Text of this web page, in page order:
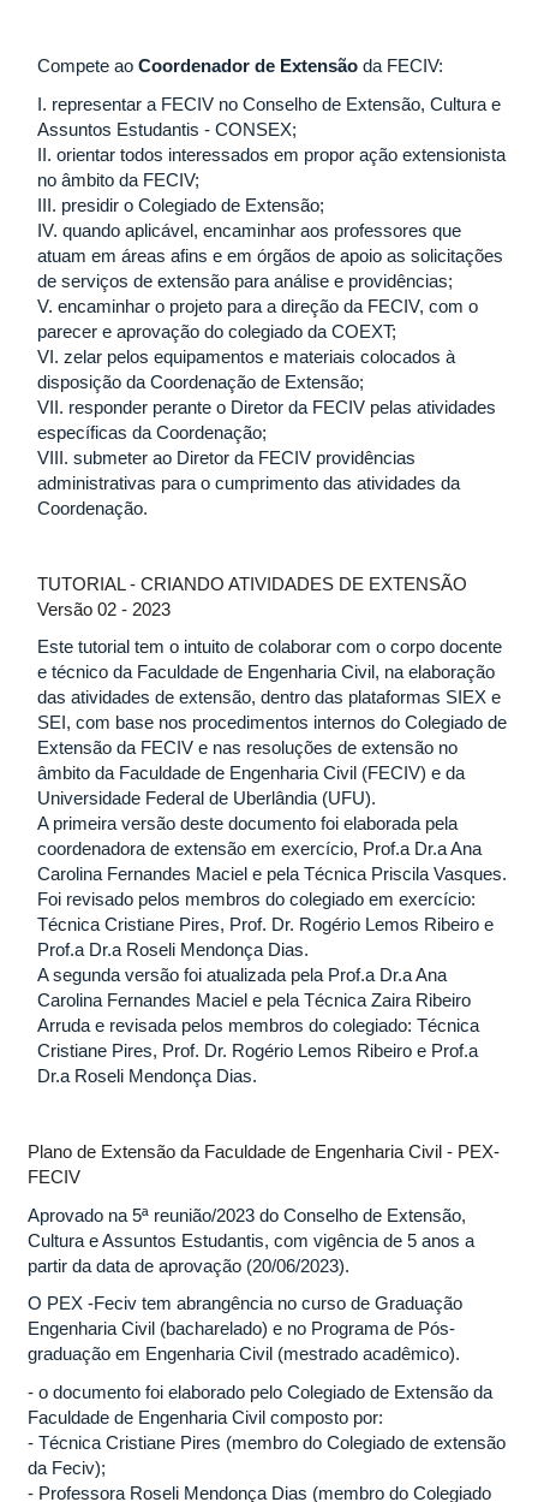
Compete ao Coordenador de Extensão da FECIV:
I. representar a FECIV no Conselho de Extensão, Cultura e
Assuntos Estudantis - CONSEX;
II. orientar todos interessados em propor ação extensionista
no âmbito da FECIV;
III. presidir o Colegiado de Extensão;
IV. quando aplicável, encaminhar aos professores que
atuam em áreas afins e em órgãos de apoio as solicitações
de serviços de extensão para análise e providências;
V. encaminhar o projeto para a direção da FECIV, com o
parecer e aprovação do colegiado da COEXT;
VI. zelar pelos equipamentos e materiais colocados à
disposição da Coordenação de Extensão;
VII. responder perante o Diretor da FECIV pelas atividades
específicas da Coordenação;
VIII. submeter ao Diretor da FECIV providências
administrativas para o cumprimento das atividades da
Coordenação.
TUTORIAL - CRIANDO ATIVIDADES DE EXTENSÃO
Versão 02 - 2023
Este tutorial tem o intuito de colaborar com o corpo docente
e técnico da Faculdade de Engenharia Civil, na elaboração
das atividades de extensão, dentro das plataformas SIEX e
SEI, com base nos procedimentos internos do Colegiado de
Extensão da FECIV e nas resoluções de extensão no
âmbito da Faculdade de Engenharia Civil (FECIV) e da
Universidade Federal de Uberlândia (UFU).
A primeira versão deste documento foi elaborada pela
coordenadora de extensão em exercício, Prof.a Dr.a Ana
Carolina Fernandes Maciel e pela Técnica Priscila Vasques.
Foi revisado pelos membros do colegiado em exercício:
Técnica Cristiane Pires, Prof. Dr. Rogério Lemos Ribeiro e
Prof.a Dr.a Roseli Mendonça Dias.
A segunda versão foi atualizada pela Prof.a Dr.a Ana
Carolina Fernandes Maciel e pela Técnica Zaira Ribeiro
Arruda e revisada pelos membros do colegiado: Técnica
Cristiane Pires, Prof. Dr. Rogério Lemos Ribeiro e Prof.a
Dr.a Roseli Mendonça Dias.
Plano de Extensão da Faculdade de Engenharia Civil - PEX-
FECIV
Aprovado na 5ª reunião/2023 do Conselho de Extensão,
Cultura e Assuntos Estudantis, com vigência de 5 anos a
partir da data de aprovação (20/06/2023).
O PEX -Feciv tem abrangência no curso de Graduação
Engenharia Civil (bacharelado) e no Programa de Pós-
graduação em Engenharia Civil (mestrado acadêmico).
- o documento foi elaborado pelo Colegiado de Extensão da
Faculdade de Engenharia Civil composto por:
- Técnica Cristiane Pires (membro do Colegiado de extensão
da Feciv);
- Professora Roseli Mendonça Dias (membro do Colegiado